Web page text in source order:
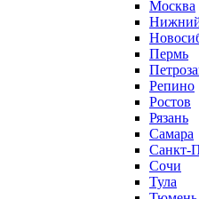
Москва
Пермь
Репино
Ростов
Рязань
Самара
Санкт-
Сочи
Тула